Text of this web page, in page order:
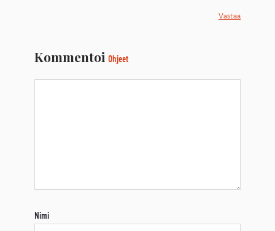
Vastaa
Kommentoi Ohjeet
Nimi